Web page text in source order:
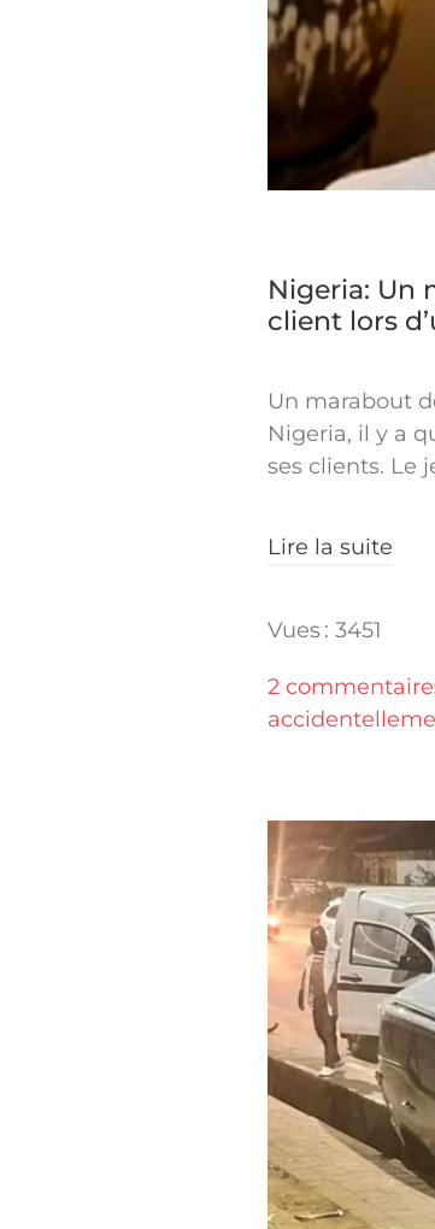
Nigeria: Un
client lors
Un marabout
Nigeria, il y a
ses clients. Le
Lire la suite
Vues : 3451
2